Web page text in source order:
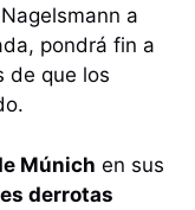
a
pondrá fin a
de que los
Múnich en sus
derrotas